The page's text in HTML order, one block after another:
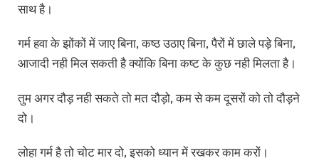
साथ है।
गर्म हवा के झोंकों में जाए बिना, कष्ठ उठाए बिना, पैरों में छाले पड़े बिना,
आजादी नही मिल सकती है क्योंकि बिना कष्ट के कुछ नही मिलता है।
तुम अगर दौड़ नही सकते तो मत दौड़ो, कम से कम दूसरों को तो दौड़ने
दो।
लोहा गर्म है तो चोट मार दो, इसको ध्यान में रखकर काम करों।